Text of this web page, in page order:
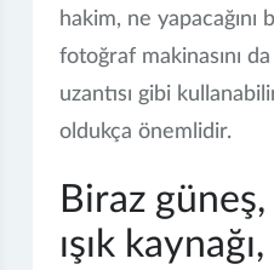
hakim, ne yapacağını
fotoğraf makinasını
uzantısı gibi
oldukça önemlidir.
Biraz
ışık